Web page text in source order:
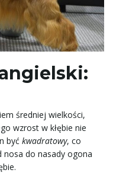
i
średniej wielkości,
wzrost w kłębie nie
być kwadratowy, co
nosa do nasady ogona